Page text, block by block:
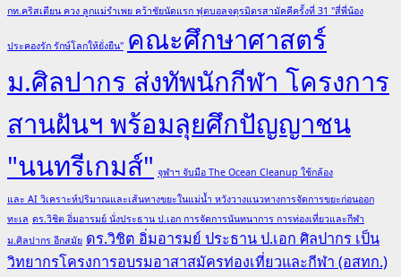
กท.คริสเตียน ควง ลูกแม่รำเพย คว้าชัยนัดแรก ฟุตบอลจตุรมิตรสามัคคีครั้งที่ 31 "สี่พี่น้อง
ประคองรัก รักษ์โลกให้ยั่งยืน" คณะศึกษาศาสตร์
ม.ศิลปากร ส่งทัพนักกีฬา โครงการ
สานฝันฯ พร้อมลุยศึกปัญญาชน
"นนทรีเกมส์" จุฬาฯ จับมือ The Ocean Cleanup ใช้กล้อง
และ AI วิเคราะห์ปริมาณและเส้นทางขยะในแม่น้ำ หวังวางแนวทางการจัดการขยะก่อนออก
ทะเล ดร.วิชิต อิ่มอารมย์ นั่งประธาน ป.เอก การจัดการนันทนาการ การท่องเที่ยวและกีฬา
ม.ศิลปากร อีกสมัย ดร.วิชิต อิ่มอารมย์ ประธาน ป.เอก ศิลปากร เป็น
วิทยากรโครงการอบรมอาสาสมัครท่องเที่ยวและกีฬา (อสทก.)